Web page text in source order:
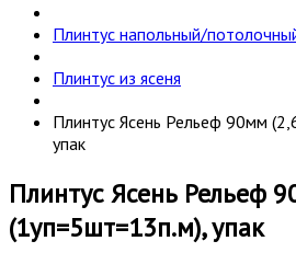
Плинтус напольный/
Плинтус из ясеня
Плинтус Ясень Рельеф 90мм
упак
Плинтус Ясень Рельеф
(1уп=5шт=13п.м), упак